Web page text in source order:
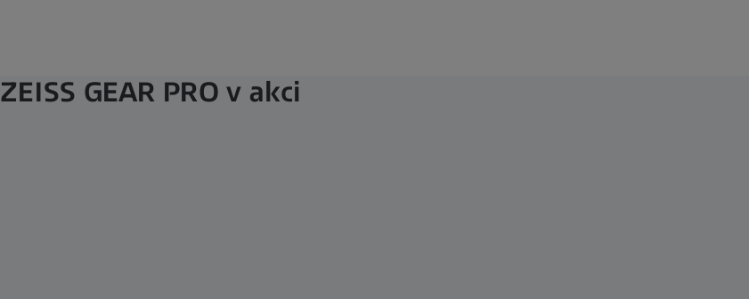
ZEISS GEAR PRO v akci